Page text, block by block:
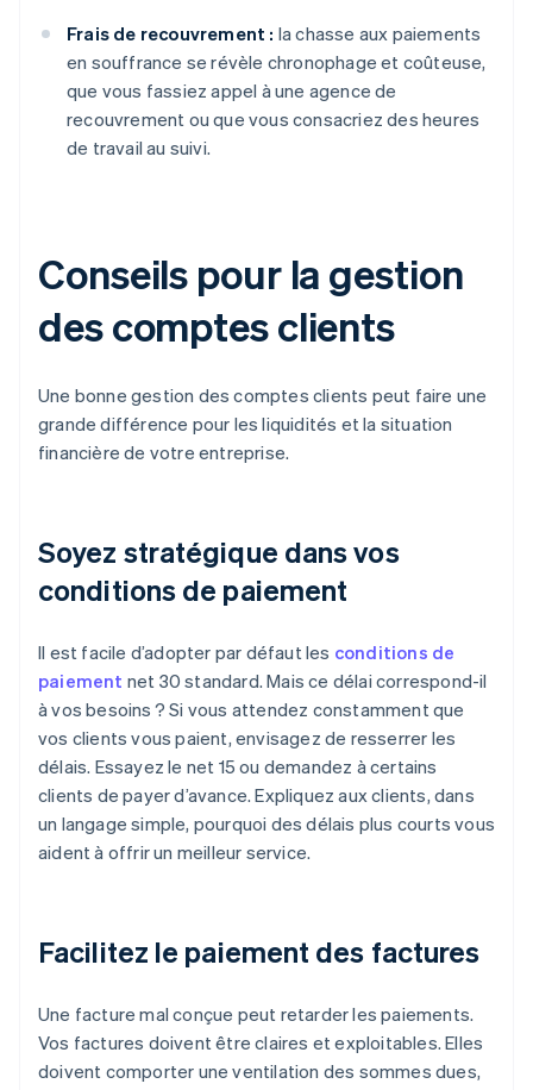
Frais de recouvrement : la chasse aux paiements
en souffrance se révèle chronophage et coûteuse,
que vous fassiez appel à une agence de
recouvrement ou que vous consacriez des heures
de travail au suivi.
Conseils pour la gestion
des comptes clients
Une bonne gestion des comptes clients peut faire une
grande différence pour les liquidités et la situation
financière de votre entreprise.
Soyez stratégique dans vos
conditions de paiement
Il est facile d’adopter par défaut les conditions de
paiement net 30 standard. Mais ce délai correspond-il
à vos besoins ? Si vous attendez constamment que
vos clients vous paient, envisagez de resserrer les
délais. Essayez le net 15 ou demandez à certains
clients de payer d’avance. Expliquez aux clients, dans
un langage simple, pourquoi des délais plus courts vous
aident à offrir un meilleur service.
Facilitez le paiement des factures
Une facture mal conçue peut retarder les paiements.
Vos factures doivent être claires et exploitables. Elles
doivent comporter une ventilation des sommes dues,